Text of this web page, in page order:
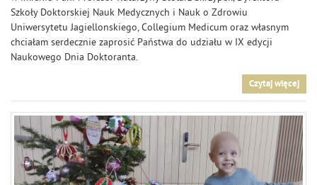
Szkoły Doktorskiej Nauk Medycznych i Nauk o Zdrowiu
Uniwersytetu Jagiellonskiego, Collegium Medicum oraz własnym
chciałam serdecznie zaprosić Państwa do udziału w IX edycji
Naukowego Dnia Doktoranta.
Czytaj więcej